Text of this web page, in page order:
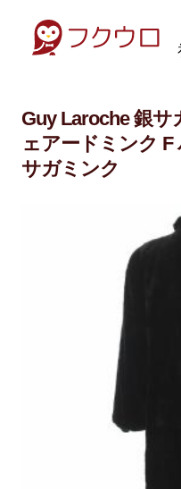
Guy Laroche 銀サ
ェアードミンク F
サガミンク